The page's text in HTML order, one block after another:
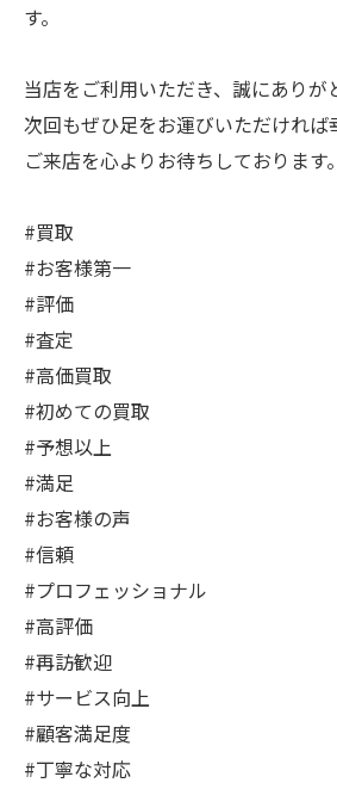
す。
当店をご利用いただき、誠にありが
次回もぜひ足をお運びいただければ
ご来店を心よりお待ちしております。
#買取
#お客様第一
#評価
#査定
#高価買取
#初めての買取
#予想以上
#満足
#お客様の声
#信頼
#プロフェッショナル
#高評価
#再訪歓迎
#サービス向上
#顧客満足度
#丁寧な対応